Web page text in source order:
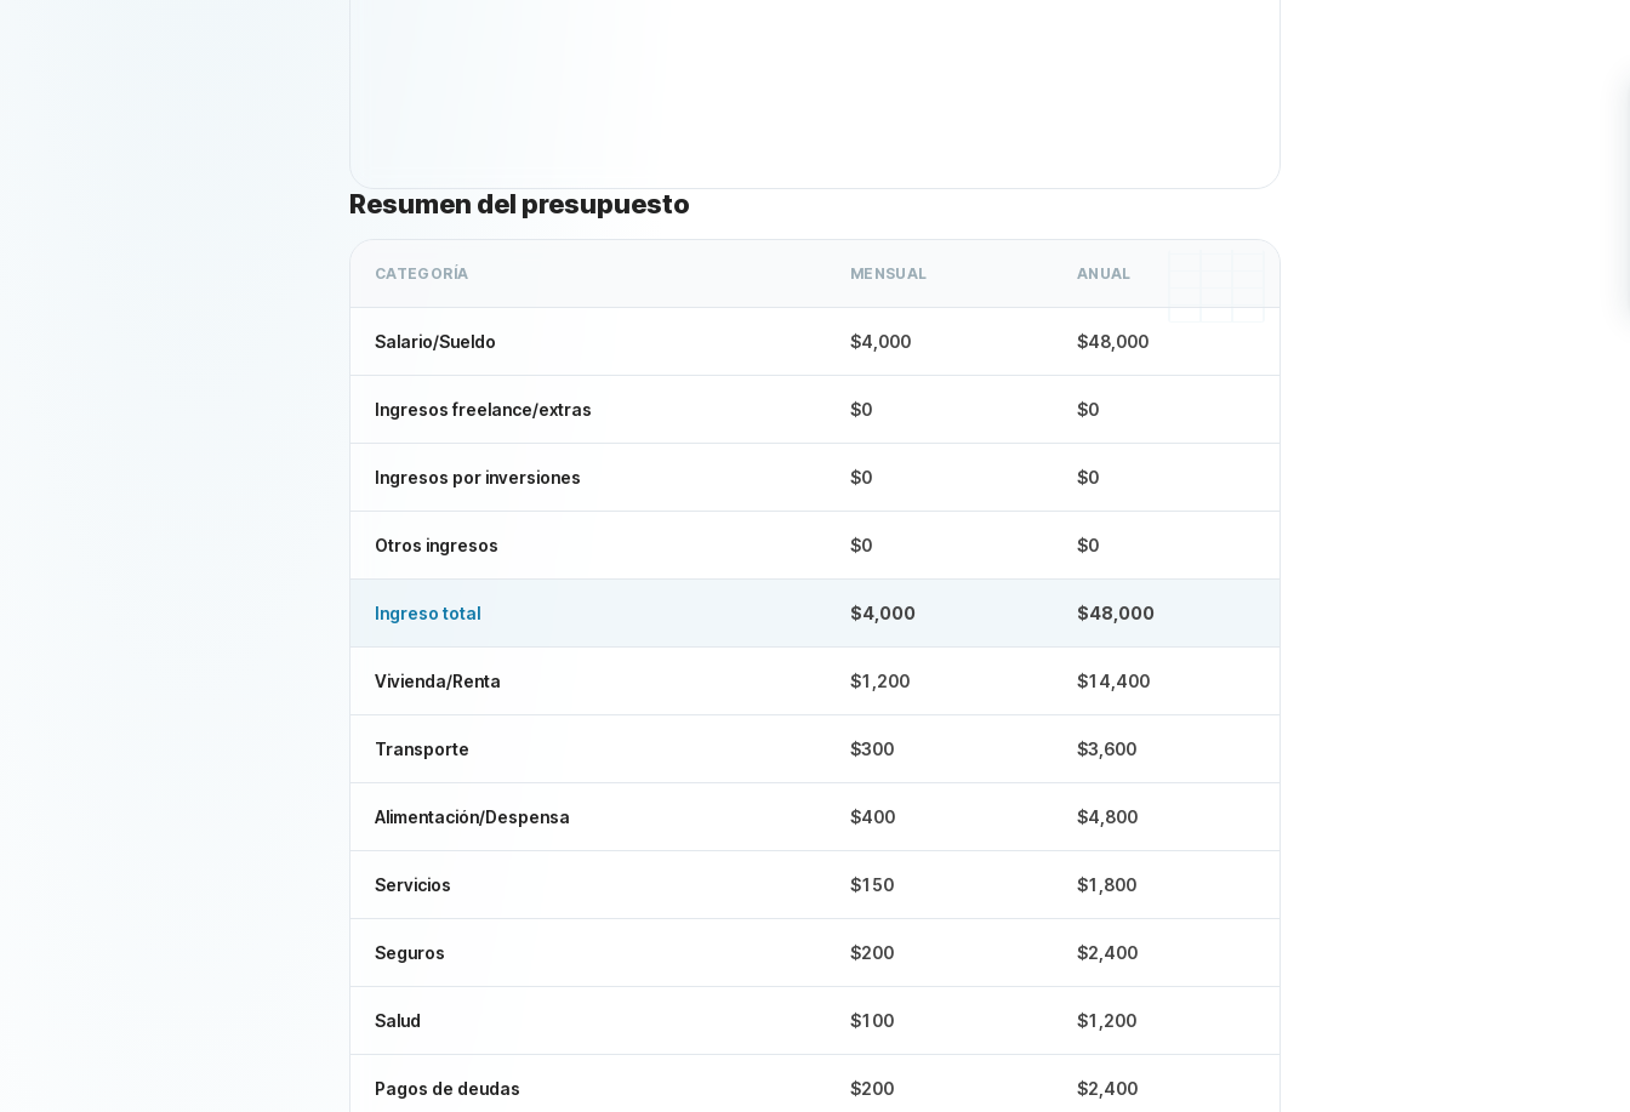
Resumen del presupuesto
CATEGORÍA MENSUAL ANUAL
Salario/Sueldo $4,000 $48,000
Ingresos freelance/extras $0 $0
Ingresos por inversiones $0 $0
Otros ingresos $0 $0
Ingreso total $4,000 $48,000
Vivienda/Renta $1,200 $14,400
Transporte $300 $3,600
Alimentación/Despensa $400 $4,800
Servicios $150 $1,800
Seguros $200 $2,400
Salud $100 $1,200
Pagos de deudas $200 $2,400